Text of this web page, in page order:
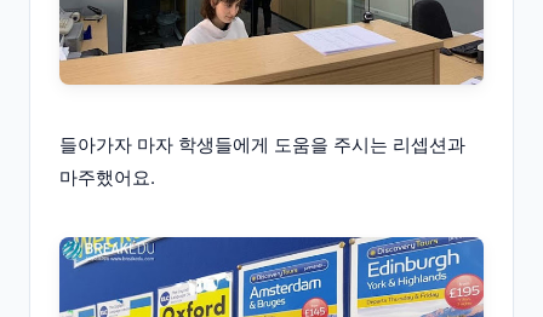
들아가자 마자 학생들에게 도움을 주시는 리셉션과
마주했어요.